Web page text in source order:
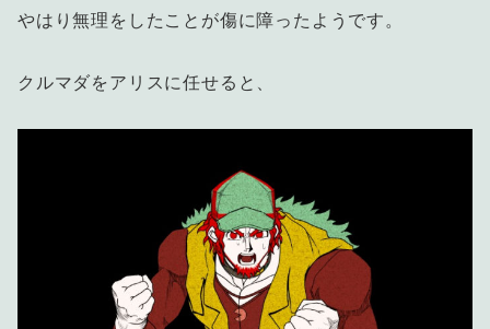
やはり無理をしたことが傷に障ったようです。
クルマダをアリスに任せると、